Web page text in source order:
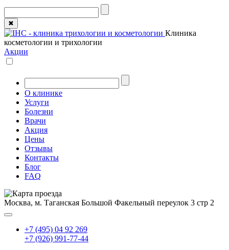
✖
Клиника
косметологии и трихологии
Акции
О клинике
Услуги
Болезни
Врачи
Акция
Цены
Отзывы
Контакты
Блог
FAQ
Москва, м. Таганская Большой Факельный переулок 3 стр 2
+7 (495) 04 92 269
+7 (926) 991-77-44